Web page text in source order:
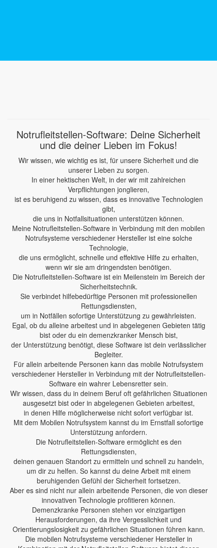
Notrufleitstellen-Software: Deine Sicherheit
und die deiner Lieben im Fokus!
Wir wissen, wie wichtig es ist, für unsere Sicherheit und die
unserer Lieben zu sorgen.
In einer hektischen Welt, in der wir mit zahlreichen
Verpflichtungen jonglieren,
ist es beruhigend zu wissen, dass es innovative Technologien
gibt,
die uns in Notfallsituationen unterstützen können.
Meine Notrufleitstellen-Software in Verbindung mit den mobilen
Notrufsysteme verschiedener Hersteller ist eine solche
Technologie,
die uns ermöglicht, schnelle und effektive Hilfe zu erhalten,
wenn wir sie am dringendsten benötigen.
Die Notrufleitstellen-Software ist ein Meilenstein im Bereich der
Sicherheitstechnik.
Sie verbindet hilfebedürftige Personen mit professionellen
Rettungsdiensten,
um in Notfällen sofortige Unterstützung zu gewährleisten.
Egal, ob du alleine arbeitest und in abgelegenen Gebieten tätig
bist oder du ein demenzkranker Mensch bist,
der Unterstützung benötigt, diese Software ist dein verlässlicher
Begleiter.
Für allein arbeitende Personen kann das mobile Notrufsystem
verschiedener Hersteller in Verbindung mit der Notrufleitstellen-
Software ein wahrer Lebensretter sein.
Wir wissen, dass du in deinem Beruf oft gefährlichen Situationen
ausgesetzt bist oder in abgelegenen Gebieten arbeitest,
in denen Hilfe möglicherweise nicht sofort verfügbar ist.
Mit dem Mobilen Notrufsystem kannst du im Ernstfall sofortige
Unterstützung anfordern.
Die Notrufleitstellen-Software ermöglicht es den
Rettungsdiensten,
deinen genauen Standort zu ermitteln und schnell zu handeln,
um dir zu helfen. So kannst du deine Arbeit mit einem
beruhigenden Gefühl der Sicherheit fortsetzen.
Aber es sind nicht nur allein arbeitende Personen, die von dieser
innovativen Technologie profitieren können.
Demenzkranke Personen stehen vor einzigartigen
Herausforderungen, da ihre Vergesslichkeit und
Orientierungslosigkeit zu gefährlichen Situationen führen kann.
Die mobilen Notrufsysteme verschiedener Hersteller in